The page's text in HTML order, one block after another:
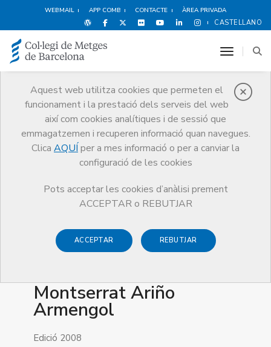
WEBMAIL APP COMB CONTACTE ÀREA PRIVADA
CASTELLANO
Aquest web utilitza cookies que permeten el
funcionament i la prestació dels serveis del web
així com cookies analítiques i de sessió que
emmagatzemen i recuperen informació quan navegues.
Clica AQUÍ per a mes informació o per a canviar la
configuració de les cookies
Pots acceptar les cookies d’anàlisi prement
ACCEPTAR o REBUTJAR
ACCEPTAR REBUTJAR
toggle
Premis
Premis Guardonat Edició 2008
Guardonat Edició 2008
Montserrat Ariño
Armengol
Edició 2008